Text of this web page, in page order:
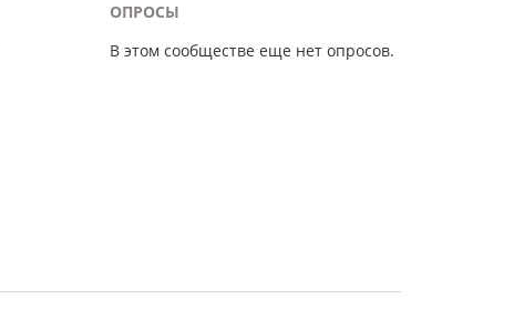
ОПРОСЫ
В этом сообществе еще нет опросов.